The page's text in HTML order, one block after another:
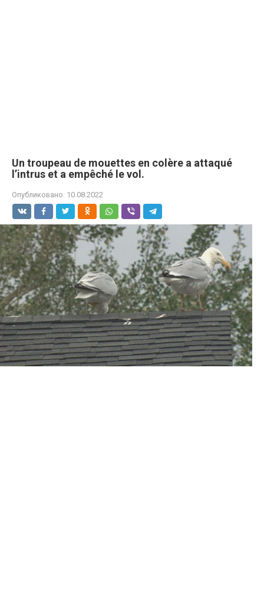
Un troupeau de mouettes en colère a attaqué
l’intrus et a empêché le vol.
Опубликовано: 10.08.2022